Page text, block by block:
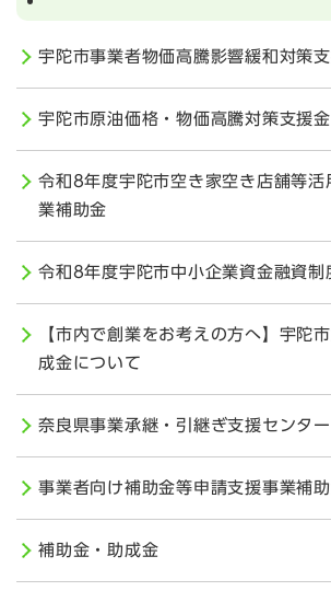
宇陀市事業者物価高騰影響緩和対策
宇陀市原油価格・物価高騰対策支援金
令和8年度宇陀市空き家空き店舗等活
業補助金
令和8年度宇陀市中小企業資金融資制
【市内で創業をお考えの方へ】宇陀
成金について
奈良県事業承継・引継ぎ支援センター
事業者向け補助金等申請支援事業補
補助金・助成金